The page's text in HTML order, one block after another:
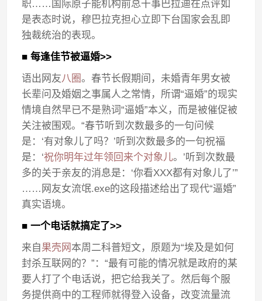
职……国际原子能机构前总干事巴拉迪在点评如
是表态时说，穆巴拉克担心立即下台国家会乱即
独裁统治的表现。
■ 每逢佳节被逼婚>>
语出网友八圈。春节长假期间，未婚青年男女被
长辈问及婚姻之事属人之常情，所谓“逼婚”的现实
情境自然早已不是熟词“逼婚”本义，而是被催促被
关注被围观。“春节听到次数最多的一句问候
是：‘有对象儿了吗？’听到次数最多的一句祝福
是：‘祝你明年过年领回来个对象儿。’听到次数最
多的关于亲友的消息是：‘你看XXX都有对象儿了’”
……网友女流氓.exe的这段描述给出了现代“逼婚”
真实语境。
■ 一个电话就搞定了>>
来自果壳网 本周二科普短文，原题为“埃及是如何
封杀互联网的？”：“最有可能的情况就是政府的某
要人打了个电话说，把它给我关了。然后每个服
务提供商中的工程师就得登入设备，改变流量流